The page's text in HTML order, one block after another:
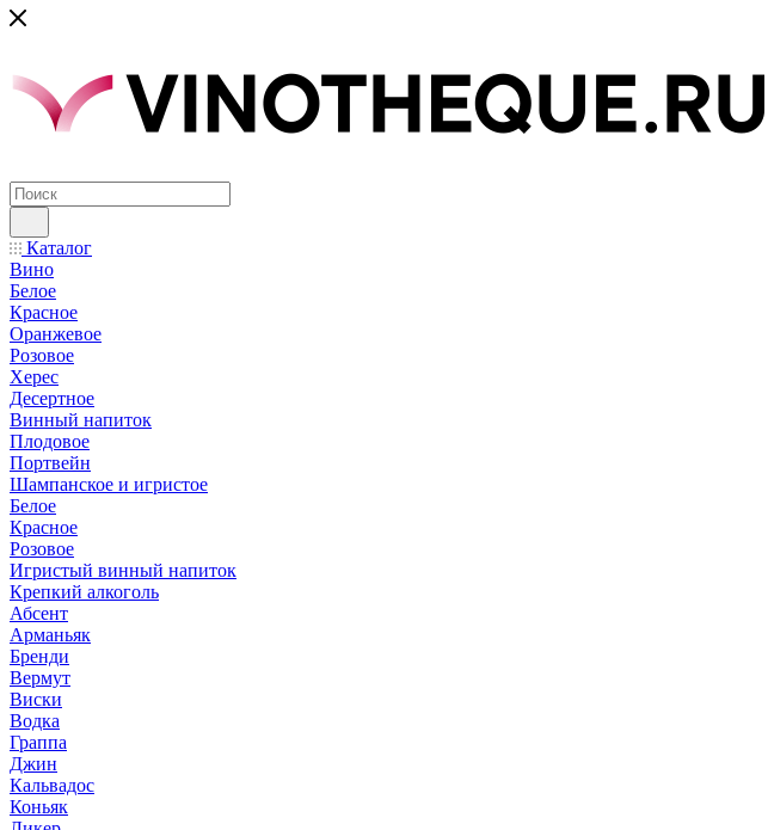
Каталог
Вино
Белое
Красное
Оранжевое
Розовое
Херес
Десертное
Винный напиток
Плодовое
Портвейн
Шампанское и игристое
Белое
Красное
Розовое
Игристый винный напиток
Крепкий алкоголь
Абсент
Арманьяк
Бренди
Вермут
Виски
Водка
Граппа
Джин
Кальвадос
Коньяк